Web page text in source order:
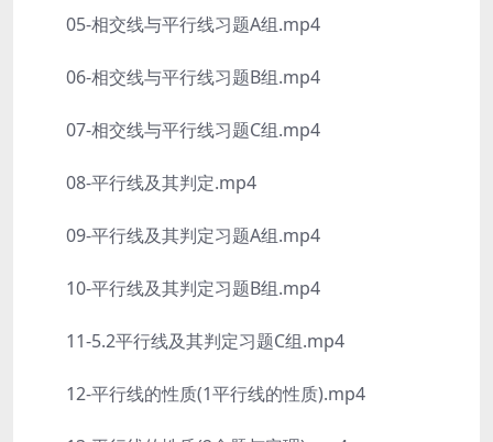
05-相交线与平行线习题A组.mp4
06-相交线与平行线习题B组.mp4
07-相交线与平行线习题C组.mp4
08-平行线及其判定.mp4
09-平行线及其判定习题A组.mp4
10-平行线及其判定习题B组.mp4
11-5.2平行线及其判定习题C组.mp4
12-平行线的性质(1平行线的性质).mp4